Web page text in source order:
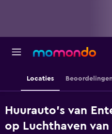
Locaties
Huurauto's van
op Luchthaven van